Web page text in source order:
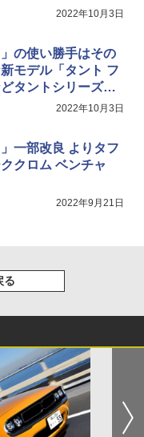
2022年10月3日
の使い勝手はその
モデル「タント フ
タントシリーズ改
2022年10月3日
一部改良 よりタフ
クロム ベンチャ
2022年9月21日
る